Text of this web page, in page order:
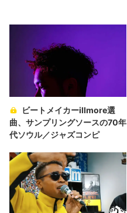
ビートメイカーillmore選
曲、サンプリングソースの70年
代ソウル／ジャズコンピ